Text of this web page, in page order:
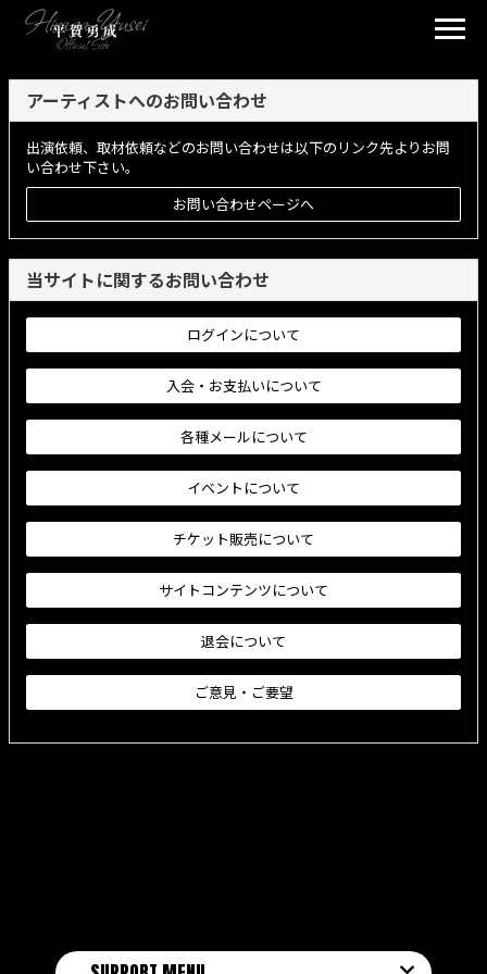
アーティストへのお問い合わせ
出演依頼、取材依頼などのお問い合わせは以下のリンク先よりお問
い合わせ下さい。
お問い合わせページへ
当サイトに関するお問い合わせ
ログインについて
入会・お支払いについて
各種メールについて
イベントについて
チケット販売について
サイトコンテンツについて
退会について
ご意見・ご要望